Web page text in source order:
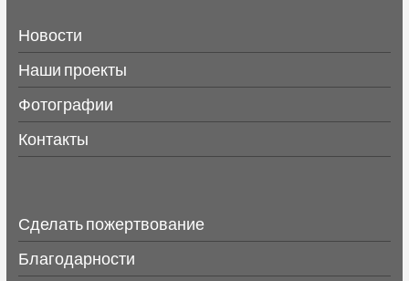
Новости
Наши проекты
Фотографии
Контакты
Сделать пожертвование
Благодарности